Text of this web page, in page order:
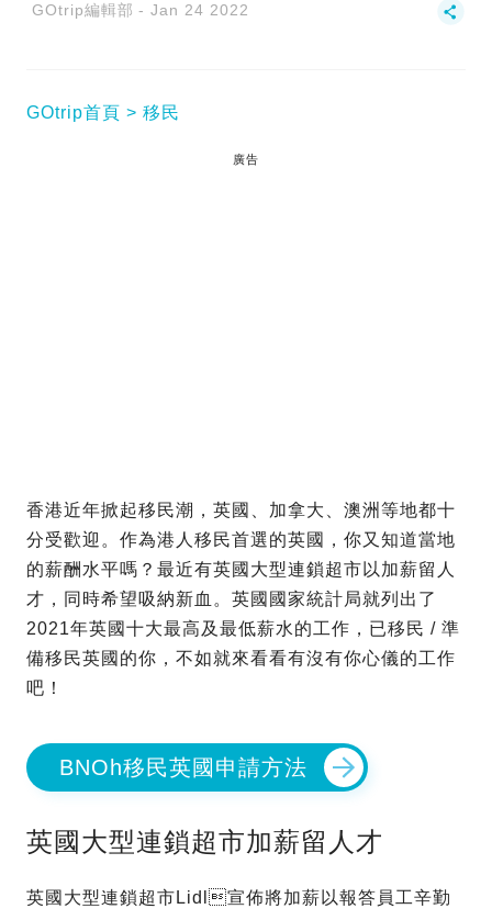
GOtrip編輯部 Jan 24 2022
GOtrip首頁 移民
廣告
香港近年掀起移民潮，英國、加拿大、澳洲等地都十
分受歡迎。作為港人移民首選的英國，你又知道當地
的薪酬水平嗎？最近有英國大型連鎖超市以加薪留人
才，同時希望吸納新血。英國國家統計局就列出了
2021年英國十大最高及最低薪水的工作，已移民 / 準
備移民英國的你，不如就來看看有沒有你心儀的工作
吧！
BNOh移民英國申請方法
英國大型連鎖超市加薪留人才
英國大型連鎖超市Lidl宣佈將加薪以報答員工辛勤